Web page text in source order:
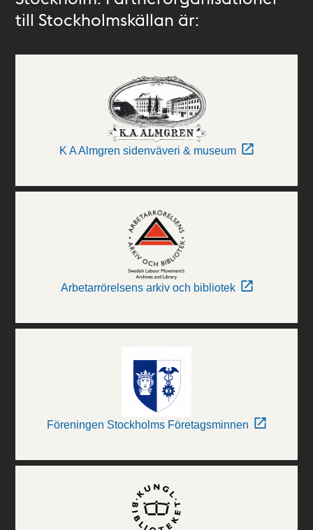
till Stockholmskällan är:
K A Almgren sidenväveri & museum
Arbetarrörelsens arkiv och bibliotek
Föreningen Stockholms Företagsminnen